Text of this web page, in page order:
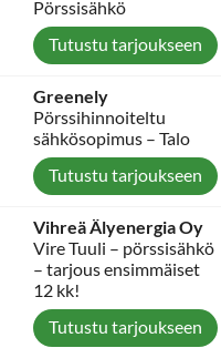
Pörssisähkö
Tutustu tarjoukseen
Greenely
Pörssihinnoiteltu
sähkösopimus – Talo
Tutustu tarjoukseen
Vihreä Älyenergia Oy
Vire Tuuli – pörssisähkö
– tarjous ensimmäiset
12 kk!
Tutustu tarjoukseen